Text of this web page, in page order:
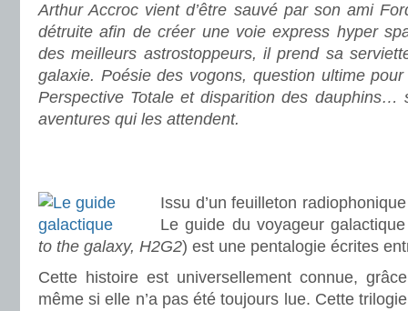
Arthur Accroc vient d’être sauvé par son ami
détruite afin de créer une voie express hyper
des meilleurs astrostoppeurs, il prend sa
galaxie. Poésie des vogons, question ultime
Perspective Totale et disparition des dauphins…
aventures qui les attendent.
Issu d’un feuilleton
Le guide du voyageur
to the galaxy, H2G2) est une pentalogie écrites
Cette histoire est universellement connue,
même si elle n’a pas été toujours lue. Cette